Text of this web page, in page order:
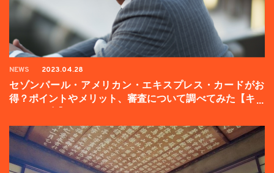
NEWS 2023.04.28
セゾンパール・アメリカン・エキスプレス・カードがお
得？ポイントやメリット、審査について調べてみた【キャ